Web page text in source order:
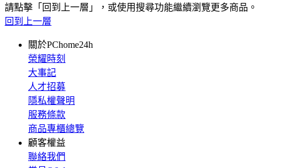
請點擊「回到上一層」，或使用搜尋功能繼續瀏覽更多商品。
回到上一層
關於PChome24h
榮耀時刻
大事記
人才招募
隱私權聲明
服務條款
商品專櫃總覽
顧客權益
聯絡我們